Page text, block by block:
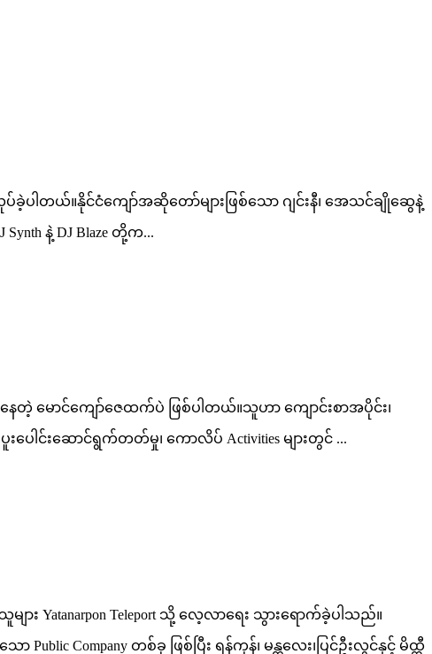
ပ်ခဲ့ပါတယ်။နိုင်ငံကျော်အဆိုတော်များဖြစ်သော ဂျင်းနီ၊ အေသင်ချိုဆွေနဲ့
နဲ့ DJ Blaze တို့က...
က်နေတဲ့ မောင်ကျော်ဇေထက်ပဲ ဖြစ်ပါတယ်။သူဟာ ကျောင်းစာအပိုင်း၊
းပေါင်းဆောင်ရွက်တတ်မှု၊ ကောလိပ် Activities များတွင် ...
ား Yatanarpon Teleport သို့ လေ့လာရေး သွားရောက်ခဲ့ပါသည်။
Company တစ်ခု ဖြစ်ပြီး ရန်ကုန်၊ မန္တလေး၊ပြင်ဦးလွင်နှင့် မိထ္ထီ